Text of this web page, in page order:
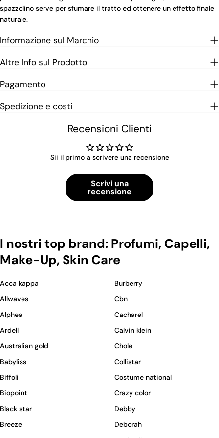
spazzolino serve per sfumare il tratto ed ottenere un effetto finale
naturale.
Informazione sul Marchio
Altre Info sul Prodotto
Pagamento
Spedizione e costi
Recensioni Clienti
Sii il primo a scrivere una recensione
Scrivi una
recensione
I nostri top brand: Profumi, Capelli,
Make-Up, Skin Care
Acca kappa
Allwaves
Alphea
Ardell
Australian gold
Babyliss
Biffoli
Biopoint
Black star
Breeze
Burberry
Cbn
Cacharel
Calvin klein
Chole
Collistar
Costume national
Crazy color
Debby
Deborah